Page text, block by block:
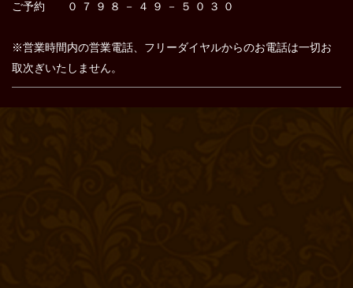
ご予約 ０ ７ ９ ８ － ４ ９ － ５ ０ ３ ０
※営業時間内の営業電話、フリーダイヤルからのお電話は一切お
取次ぎいたしません。